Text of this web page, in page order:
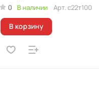
0 В наличии Арт. с22т100
В корзину